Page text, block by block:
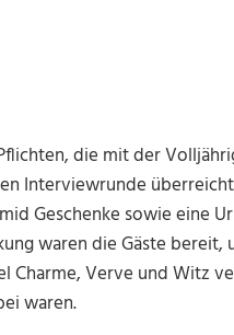
die mit der
Interviewrunde
Geschenke sowie eine
waren die Gäste bereit,
Charme, Verve und Witz
waren.